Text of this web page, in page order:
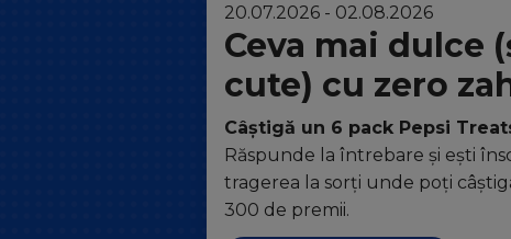
20.07.2026 - 02.08.2026
Ceva mai dulce
cute) cu zero
Câștigă un 6 pack Pepsi
Răspunde la întrebare și ești
tragerea la sorți unde poți
300 de premii.